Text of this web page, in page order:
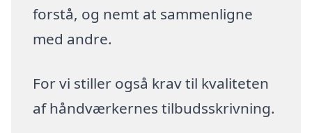
forstå, og nemt at sammenligne
med andre.
For vi stiller også krav til kvaliteten
af håndværkernes tilbudsskrivning.